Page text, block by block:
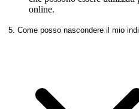
online.
5. Come posso nascondere il mio